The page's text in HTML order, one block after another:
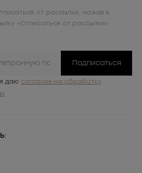
от рассылки, нажав в
«Отписаться от рассылки»
Подписаться
даю согласие на обработку